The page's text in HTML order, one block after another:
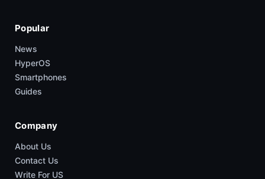
Popular
News
HyperOS
Smartphones
Guides
Company
About Us
Contact Us
Write For US